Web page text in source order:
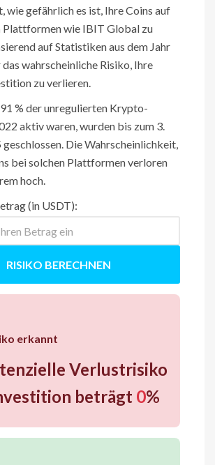
wie gefährlich es ist, Ihre Coins auf
Plattformen wie IBIT Global zu
auf Statistiken aus dem Jahr
wahrscheinliche Risiko, Ihre
zu verlieren.
% der unregulierten Krypto-
aktiv waren, wurden bis zum 3.
Die Wahrscheinlichkeit,
bei solchen Plattformen verloren
hoch.
(in USDT):
RISIKO BERECHNEN
erkannt
Verlustrisiko
beträgt 0%